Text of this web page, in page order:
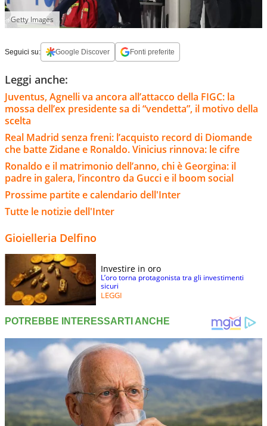
Getty Images
Seguici su: Google Discover Fonti preferite
Leggi anche:
Juventus, Agnelli va ancora all’attacco della FIGC: la
mossa dell’ex presidente sa di “vendetta”, il motivo della
scelta
Real Madrid senza freni: l’acquisto record di Diomande
che batte Zidane e Ronaldo. Vinicius rinnova: le cifre
Ronaldo e il matrimonio dell’anno, chi è Georgina: il
padre in galera, l’incontro da Gucci e il boom social
Prossime partite e calendario dell'Inter
Tutte le notizie dell'Inter
Gioielleria Delfino
Investire in oro
L’oro torna protagonista tra gli investimenti
sicuri
LEGGI